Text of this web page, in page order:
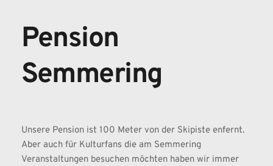
Pension
Semmering
Unsere Pension ist 100 Meter von der Skipiste enfernt.
Aber auch für Kulturfans die am Semmering
Veranstaltungen besuchen möchten haben wir immer